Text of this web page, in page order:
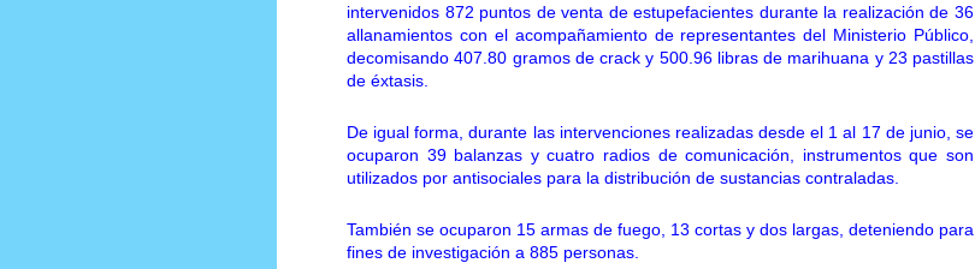
intervenidos 872 puntos de venta de estupefacientes durante la realización de 36
allanamientos con el acompañamiento de representantes del Ministerio Público,
decomisando 407.80 gramos de crack y 500.96 libras de marihuana y 23 pastillas
de éxtasis.
De igual forma, durante las intervenciones realizadas desde el 1 al 17 de junio, se
ocuparon 39 balanzas y cuatro radios de comunicación, instrumentos que son
utilizados por antisociales para la distribución de sustancias contraladas.
También se ocuparon 15 armas de fuego, 13 cortas y dos largas, deteniendo para
fines de investigación a 885 personas.